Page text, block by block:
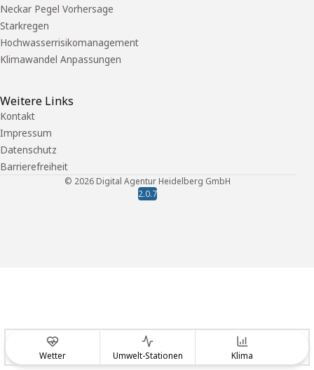
Neckar Pegel Vorhersage
Starkregen
Hochwasserrisikomanagement
Klimawandel Anpassungen
Weitere Links
Kontakt
Impressum
Datenschutz
Barrierefreiheit
© 2026 Digital Agentur Heidelberg GmbH
2.0.7
Wetter Umwelt-Stationen Klima